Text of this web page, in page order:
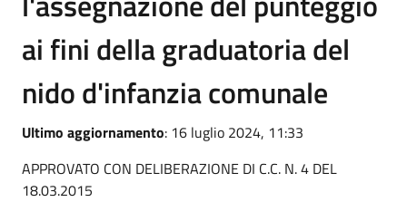
ai fini della graduatoria del
nido d'infanzia comunale
Ultimo aggiornamento: 16 luglio 2024, 11:33
APPROVATO CON DELIBERAZIONE DI C.C. N. 4 DEL
18.03.2015